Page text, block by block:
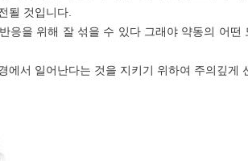
될 것입니다.
응을 위해 잘 섞을 수 있다 그래야 약동의 어
에서 일어난다는 것을 지키기 위하여 주의깊게